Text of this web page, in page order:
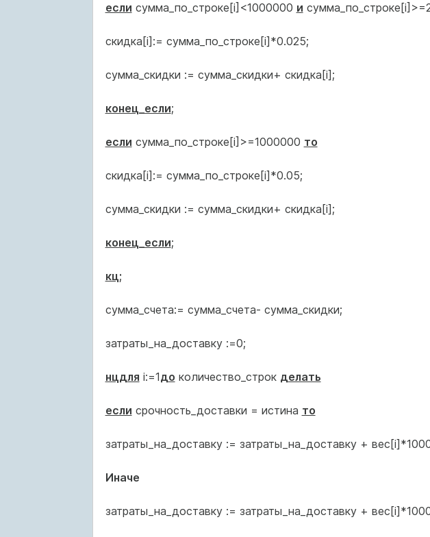
если сумма_по_строке[i]<1000000 и
скидка[i]:= сумма_по_строке[i]*0.025;
сумма_скидки := сумма_скидки+ скидка[i];
конец_если;
если сумма_по_строке[i]>=1000000 то
скидка[i]:= сумма_по_строке[i]*0.05;
сумма_скидки := сумма_скидки+ скидка[i];
конец_если;
кц;
сумма_счета:= сумма_счета- сумма_скидки;
затраты_на_доставку :=0;
нцдля i:=1до количество_строк делать
если срочность_доставки = истина то
затраты_на_доставку := затраты_на_доставку +
Иначе
затраты_на_доставку := затраты_на_доставку +